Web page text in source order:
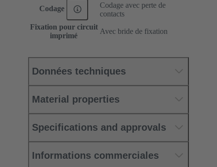
Codage
Codage avec perte de
contacts
Fixation pour circuit
imprimé
Avec bride de fixation
Données techniques
Material properties
Specifications and approvals
Informations commerciales